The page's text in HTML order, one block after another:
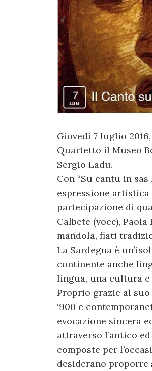
Giovedì 7 luglio
Quartetto il Museo
Sergio Ladu.
Con “Su cantu in
espressione
partecipazione di
Calbete (voce),
mandola, fiati
La Sardegna è
continente anche
lingua, una cultura
Proprio grazie al
‘900 e
evocazione sincera
attraverso l’antico
composte per
desiderano